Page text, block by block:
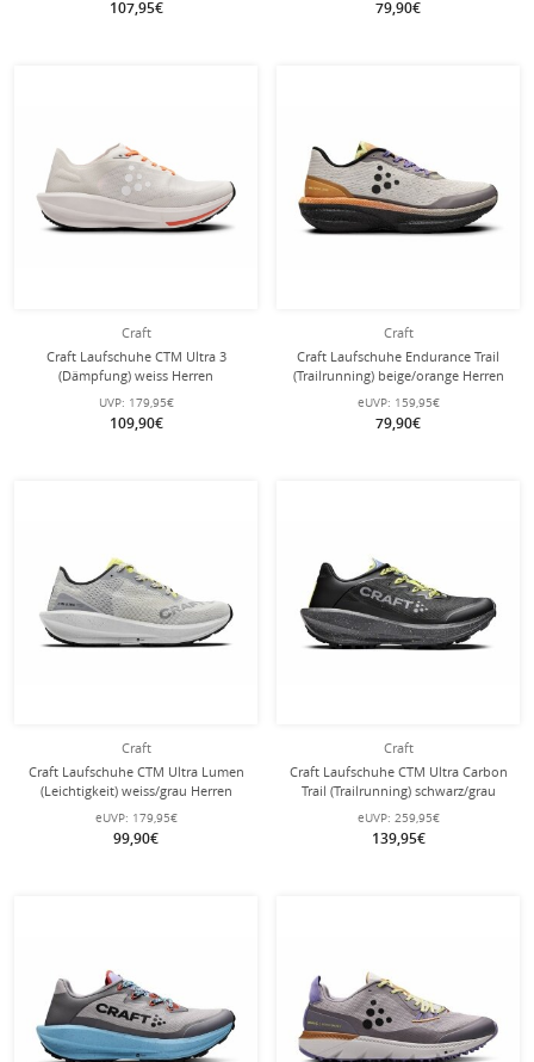
107,95€ 79,90€
Craft
Craft Laufschuhe CTM Ultra 3
(Dämpfung) weiss Herren
UVP: 179,95€
109,90€
Craft
Craft Laufschuhe Endurance Trail
(Trailrunning) beige/orange Herren
eUVP: 159,95€
79,90€
Craft
Craft Laufschuhe CTM Ultra Lumen
(Leichtigkeit) weiss/grau Herren
eUVP: 179,95€
99,90€
Craft
Craft Laufschuhe CTM Ultra Carbon
Trail (Trailrunning) schwarz/grau
Herren
eUVP: 259,95€
139,95€